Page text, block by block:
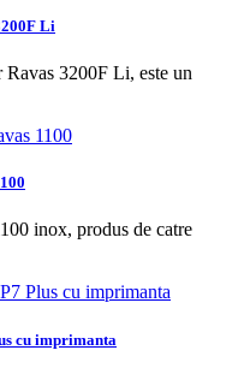
Li
3200F Li, este un
inox, produs de catre
cu imprimanta